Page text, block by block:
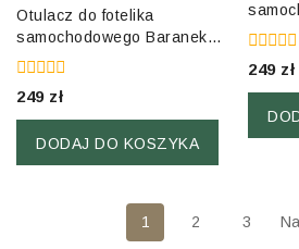
Otulacz do fotelika
samochodowego Baranek
Jasny Beż
0
of
249 zł
DODAJ DO KOSZYKA
0
of
249 zł
1 2 3